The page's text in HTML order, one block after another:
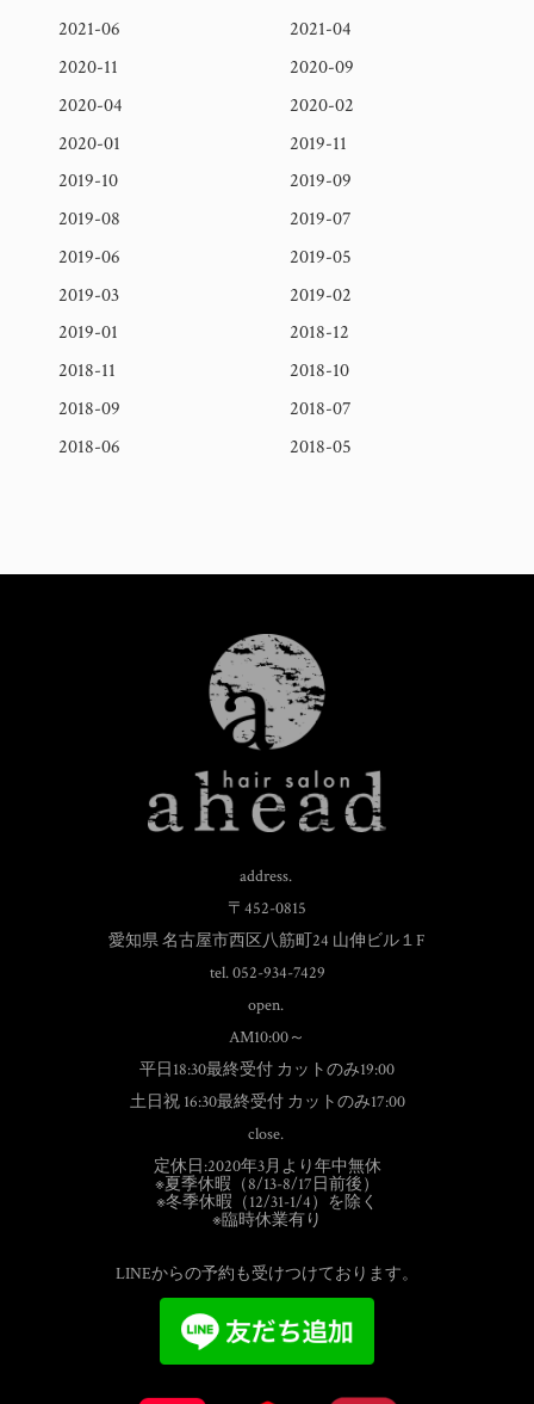
2021-06
2021-04
2020-11
2020-09
2020-04
2020-02
2020-01
2019-11
2019-10
2019-09
2019-08
2019-07
2019-06
2019-05
2019-03
2019-02
2019-01
2018-12
2018-11
2018-10
2018-09
2018-07
2018-06
2018-05
address.
〒452-0815
愛知県 名古屋市西区八筋町24 山伸ビル１F
tel. 052-934-7429
open.
AM10:00～
平日18:30最終受付 カットのみ19:00
土日祝 16:30最終受付 カットのみ17:00
close.
定休日:2020年3月より年中無休
※夏季休暇（8/13-8/17日前後）
※冬季休暇（12/31-1/4）を除く
※臨時休業有り
LINEからの予約も受けつけております。